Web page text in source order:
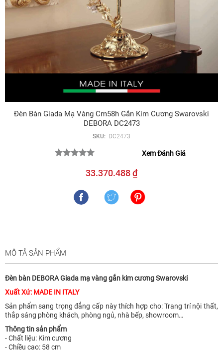
Đèn Bàn Giada Mạ Vàng Cm58h Gắn Kim Cương Swarovski
DEBORA DC2473
SKU: DC2473
Xem Đánh Giá
33.370.488 ₫
MÔ TẢ SẢN PHẨM
Đèn bàn DEBORA Giada mạ vàng gắn kim cương Swarovski
Xuất Xứ: MADE IN ITALY
Sản phẩm sang trọng đẳng cấp này thích hợp cho: Trang trí nội thất,
thắp sáng phòng khách, phòng ngủ, nhà bếp, showroom…
Thông tin sản phẩm
- Chất liệu: Kim cương
- Chiều cao: 58 cm